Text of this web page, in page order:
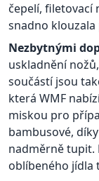
čepelí, filetovací
snadno
Nezbytnými
uskladnění
součástí jsou
která WMF
miskou pro
bambusové,
nadměrně tupit.
oblíbeného jídla